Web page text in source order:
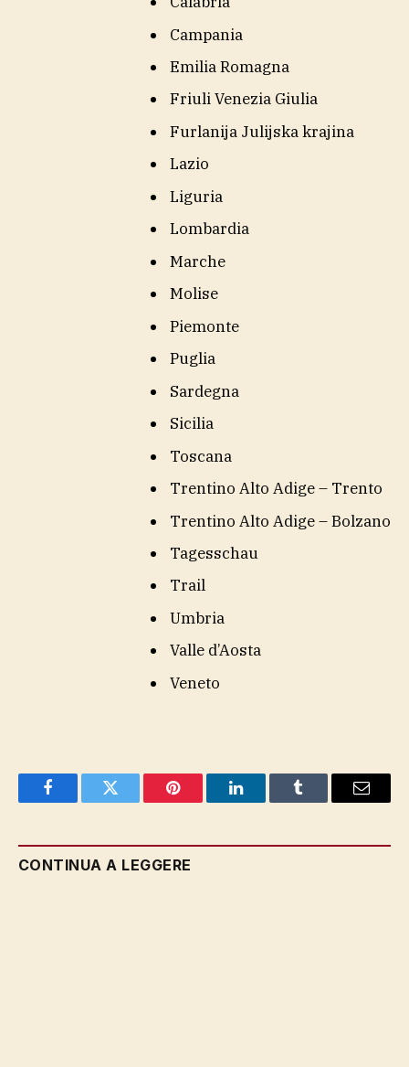
Campania
Emilia Romagna
Friuli Venezia Giulia
Furlanija Julijska krajina
Lazio
Liguria
Lombardia
Marche
Molise
Piemonte
Puglia
Sardegna
Sicilia
Toscana
Trentino Alto Adige – Trento
Trentino Alto Adige – Bolzano
Tagesschau
Trail
Umbria
Valle d’Aosta
Veneto
FacebookTwitter Pinterest LinkedInTumblr Email
CONTINUA A LEGGERE